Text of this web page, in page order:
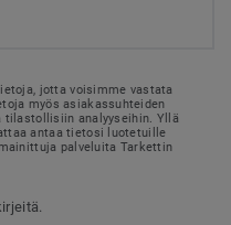
jotta voisimme vastata
myös asiakassuhteiden
tilastollisiin analyyseihin. Yllä
antaa tietosi luotetuille
palveluita Tarkettin